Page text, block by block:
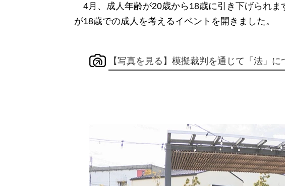
4月、成人年齢が20歳から18歳に引き下げられま
が18歳での成人を考えるイベントを開きました。
【写真を見る】模擬裁判を通じて「法」